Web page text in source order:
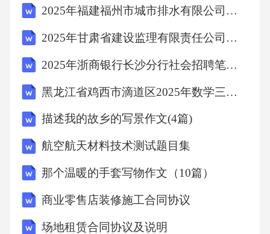
2025年福建福州市城市排水有限公司招聘5人笔试历年常考点试题专练附带答案详解
2025年甘肃省建设监理有限责任公司招聘笔试历年常考点试题专练附带答案详解
2025年浙商银行长沙分行社会招聘笔试历年典型考题及考点剖析附带答案详解2套
黑龙江省鸡西市滴道区2025年数学三年级第二学期期中试题含答案
描述我的故乡的写景作文(4篇)
航空航天材料技术测试题目集
那个温暖的手套写物作文（10篇）
商业零售店装修施工合同协议
场地租赁合同协议及说明